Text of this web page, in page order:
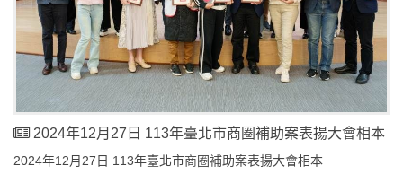
2024年12月27日 113年臺北市商圈補助案表揚大會相本
2024年12月27日 113年臺北市商圈補助案表揚大會相本